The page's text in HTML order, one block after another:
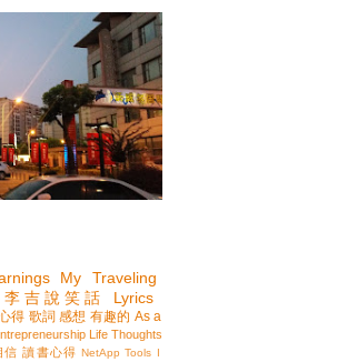
My Traveling
李吉說笑話 Lyrics
得 歌詞 感想 有趣的 As a
Life Thoughts
信 讀書心得 NetApp Tools I